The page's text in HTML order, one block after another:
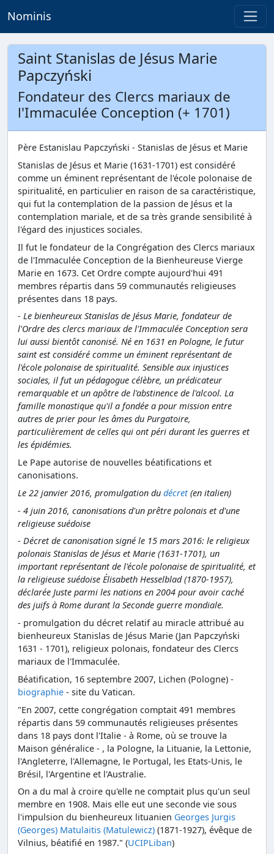
Nominis
Saint Stanislas de Jésus Marie
Papczyński
Fondateur des Clercs mariaux de
l'Immaculée Conception (+ 1701)
Père Estanislau Papczyński - Stanislas de Jésus et Marie
Stanislas de Jésus et Marie (1631-1701) est considéré
comme un éminent représentant de l'école polonaise de
spiritualité, en particulier en raison de sa caractéristique,
qui fut la contemplation de la passion de Jésus et la
contemplation mariale, et de sa très grande sensibilité à
l'égard des injustices sociales.
Il fut le fondateur de la Congrégation des Clercs mariaux
de l'Immaculée Conception de la Bienheureuse Vierge
Marie en 1673. Cet Ordre compte aujourd'hui 491
membres répartis dans 59 communautés religieuses
présentes dans 18 pays.
- Le bienheureux Stanislas de Jésus Marie, fondateur de
l'Ordre des clercs mariaux de l'Immaculée Conception sera
lui aussi bientôt canonisé. Né en 1631 en Pologne, le futur
saint est considéré comme un éminent représentant de
l'école polonaise de spiritualité. Sensible aux injustices
sociales, il fut un pédagogue célèbre, un prédicateur
remarquable et un apôtre de l'abstinence de l'alcool. La
famille monastique qu'il a fondée a pour mission entre
autres de prier pour les âmes du Purgatoire,
particulièrement de celles qui ont péri durant les guerres et
les épidémies.
Le Pape autorise de nouvelles béatifications et
canonisations.
Le 22 janvier 2016, promulgation du décret(en italien)
- 4 juin 2016, canonisations d'un prêtre polonais et d'une
religieuse suédoise
- Décret de canonisation signé le 15 mars 2016: le religieux
polonais Stanislas de Jésus et Marie (1631-1701), un
important représentant de l'école polonaise de spiritualité, et
la religieuse suédoise Élisabeth Hesselblad (1870-1957),
déclarée Juste parmi les nations en 2004 pour avoir caché
des juifs à Rome durant la Seconde guerre mondiale.
- promulgation du décret relatif au miracle attribué au
bienheureux Stanislas de Jésus Marie (Jan Papczyński
1631 - 1701), religieux polonais, fondateur des Clercs
mariaux de l'Immaculée.
Béatification, 16 septembre 2007, Lichen (Pologne) -
biographie - site du Vatican.
"En 2007, cette congrégation comptait 491 membres
répartis dans 59 communautés religieuses présentes
dans 18 pays dont l'Italie - à Rome, où se trouve la
Maison généralice - , la Pologne, la Lituanie, la Lettonie,
l'Angleterre, l'Allemagne, le Portugal, les Etats-Unis, le
Brésil, l'Argentine et l'Australie.
On a du mal à croire qu'elle ne comptait plus qu'un seul
membre en 1908. Mais elle eut une seconde vie sous
l'impulsion du bienheureux lituanien Georges Jurgis
(Georges) Matulaitis (Matulewicz) (1871-1927), évêque de
Vilnius, béatifié en 1987." (UCIPLiban)